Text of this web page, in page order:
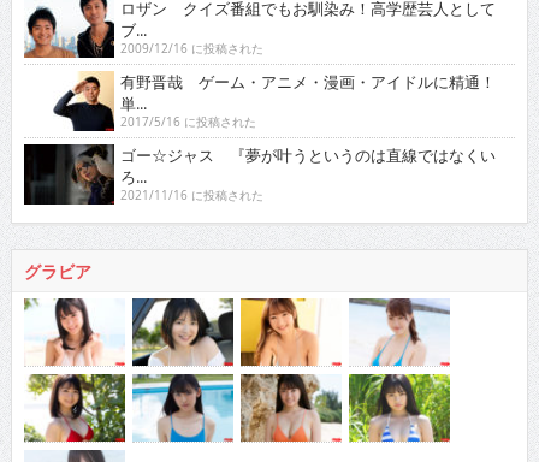
ロザン クイズ番組でもお馴染み！高学歴芸人として
ブ...
2009/12/16 に投稿された
有野晋哉 ゲーム・アニメ・漫画・アイドルに精通！
単...
2017/5/16 に投稿された
ゴー☆ジャス 『夢が叶うというのは直線ではなくい
ろ...
2021/11/16 に投稿された
グラビア